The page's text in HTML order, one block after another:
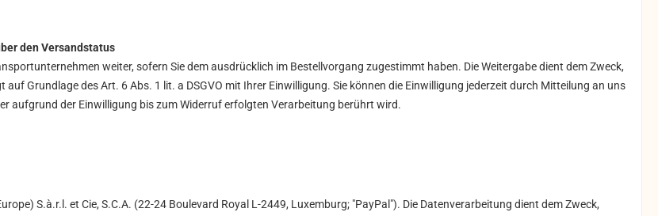
den Versandstatus
weiter, sofern Sie dem ausdrücklich im Bestellvorgang zugestimmt haben. Die Weitergabe dient dem Zweck,
Grundlage des Art. 6 Abs. 1 lit. a DSGVO mit Ihrer Einwilligung. Sie können die Einwilligung jederzeit durch Mitteilung an uns
aufgrund der Einwilligung bis zum Widerruf erfolgten Verarbeitung berührt wird.
S.à.r.l. et Cie, S.C.A. (22-24 Boulevard Royal L-2449, Luxemburg; "PayPal"). Die Datenverarbeitung dient dem Zweck,